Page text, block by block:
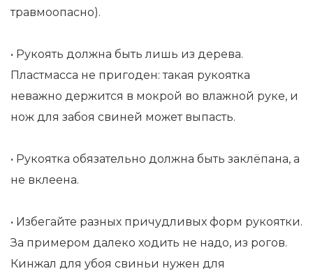
травмоопасно).
• Рукоять должна быть лишь из дерева.
Пластмасса не пригоден: такая рукоятка
неважно держится в мокрой во влажной руке, и
нож для забоя свиней может выпасть.
• Рукоятка обязательно должна быть заклёпана, а
не вклеена.
• Избегайте разных причудливых форм рукоятки.
За примером далеко ходить не надо, из рогов.
Кинжал для убоя свиньи нужен для